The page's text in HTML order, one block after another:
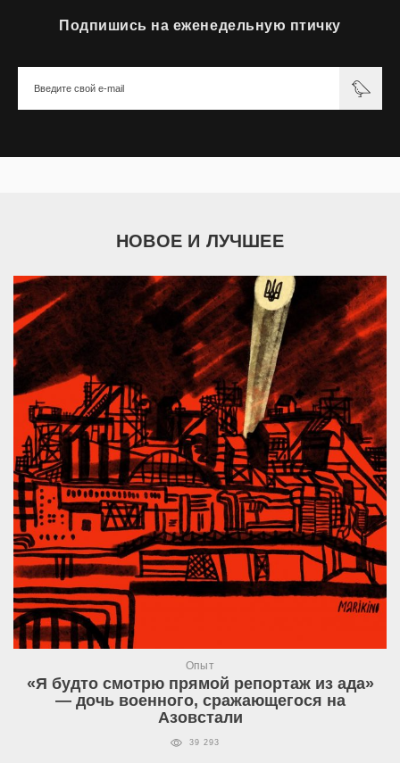
Подпишись на еженедельную птичку
НОВОЕ И ЛУЧШЕЕ
Опыт
«Я будто смотрю прямой репортаж из ада»
— дочь военного, сражающегося на
Азовстали
39 293